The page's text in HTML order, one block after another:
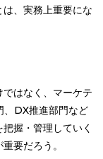
、実務上重要にな
はなく、マーケテ
、DX推進部門など
握・管理していく
要だろう。